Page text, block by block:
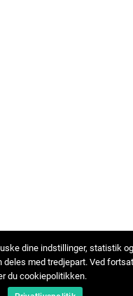
dine indstillinger, statistik
deles med tredjepart. Ved
du cookiepolitikken.